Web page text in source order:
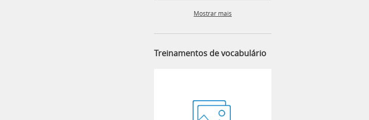
Mostrar mais
Treinamentos de vocabulário